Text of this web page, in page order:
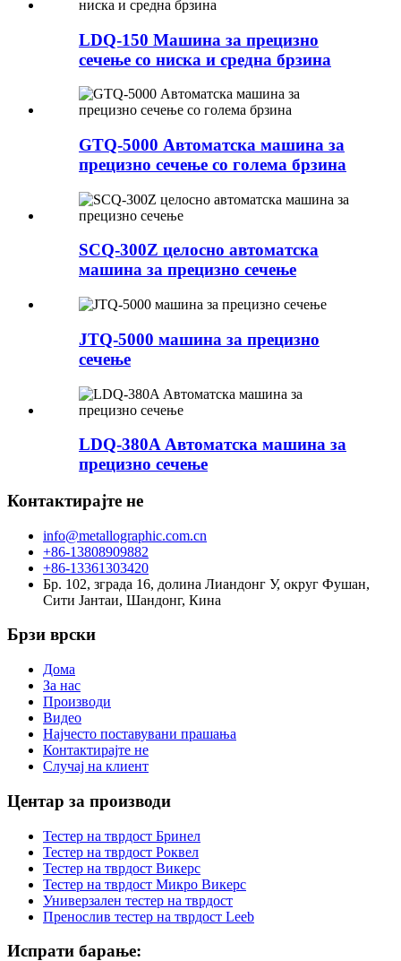
LDQ-150 Машина за прецизно
сечење со ниска и средна брзина
GTQ-5000 Автоматска машина за
прецизно сечење со голема брзина
SCQ-300Z целосно автоматска
машина за прецизно сечење
JTQ-5000 машина за прецизно
сечење
LDQ-380A Автоматска машина за
прецизно сечење
Контактирајте не
info@metallographic.com.cn
+86-13808909882
+86-13361303420
Бр. 102, зграда 16, долина Лиандонг У, округ Фушан,
Сити Јантаи, Шандонг, Кина
Брзи врски
Дома
За нас
Производи
Видео
Најчесто поставувани прашања
Контактирајте не
Случај на клиент
Центар за производи
Тестер на тврдост Бринел
Тестер на тврдост Роквел
Тестер на тврдост Викерс
Тестер на тврдост Микро Викерс
Универзален тестер на тврдост
Пренослив тестер на тврдост Leeb
Испрати барање: